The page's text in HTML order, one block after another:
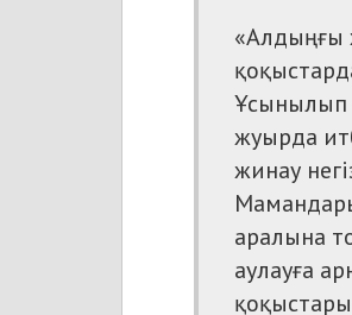
«Алдыңғы
Ұсынылып
жуырда
жинау
аралына
аулауға